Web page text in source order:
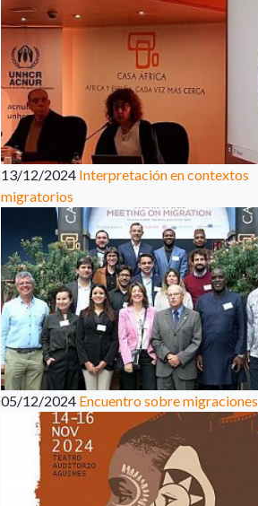
13/12/2024 Interpretación en contextos
migratorios
05/12/2024 Encuentro sobre migraciones